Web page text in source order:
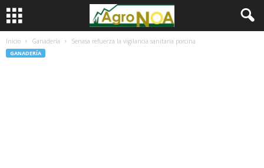
Inicio Ganadería Senasa refuerza la vigilancia sanitaria porcina
GANADERÍA